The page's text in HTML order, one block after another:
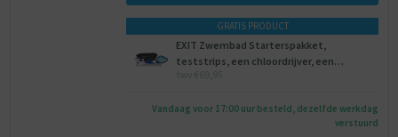
GRATIS PRODUCT
EXIT Zwembad Starterspakket,
teststrips, een chloordrijver, een
Vandaag voor 17:00 uur besteld, dezelfde werkdag
verstuurd